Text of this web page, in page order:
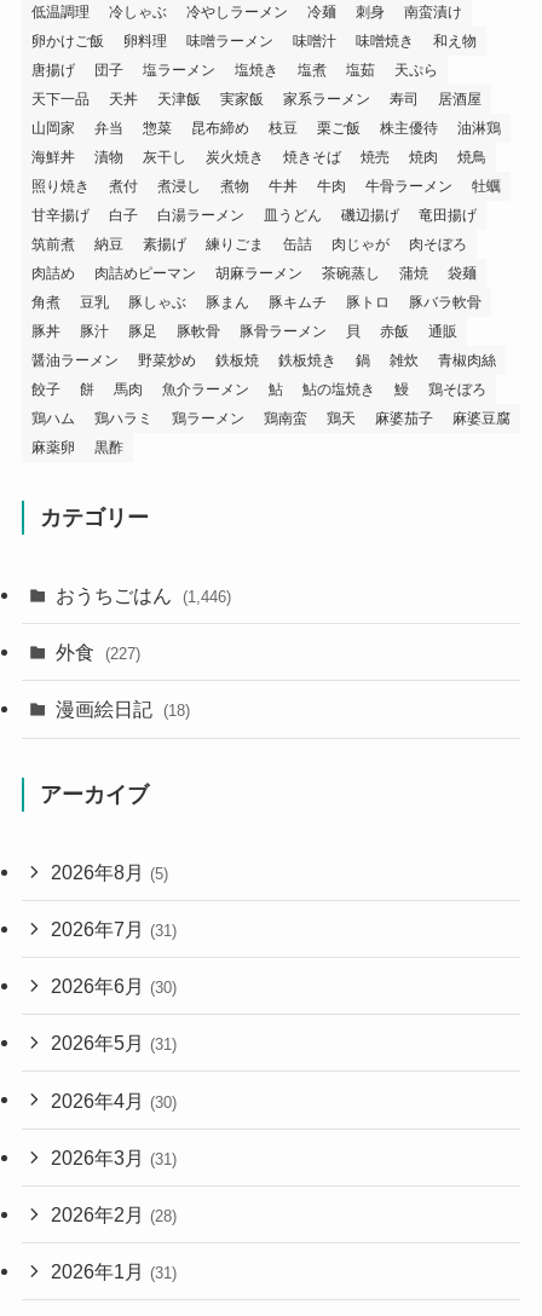
低温調理 冷しゃぶ 冷やしラーメン 冷麺 刺身
南蛮漬け
卵かけご飯
卵料理 味噌ラーメン 味噌汁 味噌焼き
和え物
唐揚げ
団子 塩ラーメン 塩焼き 塩煮 塩茹
天ぷら
天下一品
天丼 天津飯 実家飯 家系ラーメン 寿司
居酒屋
山岡家
弁当 惣菜 昆布締め 枝豆 栗ご飯 株主優待
油淋鶏
海鮮丼
漬物 灰干し 炭火焼き 焼きそば 焼売 焼肉
焼鳥
照り焼き
煮付 煮浸し 煮物 牛丼 牛肉 牛骨ラーメン
牡蠣
甘辛揚げ
白子 白湯ラーメン 皿うどん 磯辺揚げ
竜田揚げ
筑前煮
納豆 素揚げ 練りごま 缶詰 肉じゃが
肉そぼろ
肉詰め
肉詰めピーマン 胡麻ラーメン 茶碗蒸し 蒲焼
袋麺
角煮
豆乳 豚しゃぶ 豚まん 豚キムチ 豚トロ
豚バラ軟骨
豚丼
豚汁 豚足 豚軟骨 豚骨ラーメン 貝 赤飯
通販
醤油ラーメン
野菜炒め 鉄板焼 鉄板焼き 鍋 雑炊
青椒肉絲
餃子
餅 馬肉 魚介ラーメン 鮎 鮎の塩焼き 鰻
鶏そぼろ
鶏ハム
鶏ハラミ 鶏ラーメン 鶏南蛮 鶏天 麻婆茄子
麻婆豆腐
麻薬卵
黒酢
カテゴリー
おうちごはん (1,446)
外食 (227)
漫画絵日記 (18)
アーカイブ
2026年8月 (5)
2026年7月 (31)
2026年6月 (30)
2026年5月 (31)
2026年4月 (30)
2026年3月 (31)
2026年2月 (28)
2026年1月 (31)